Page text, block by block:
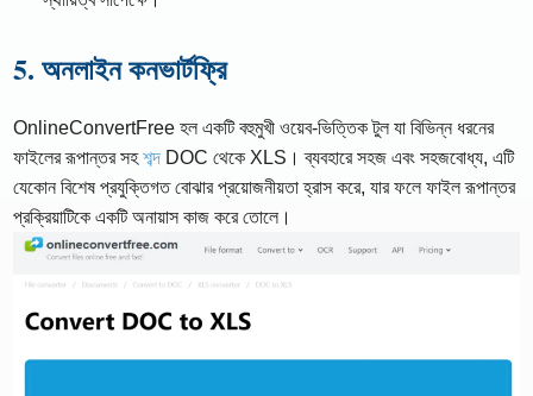
5. অনলাইন কনভার্টফ্রি
OnlineConvertFree হল একটি বহুমুখী ওয়েব-ভিত্তিক টুল যা বিভিন্ন ধরনের
ফাইলের রূপান্তর সহশব্দ DOC থেকে XLS। ব্যবহারে সহজ এবং সহজবোধ্য, এটি
যেকোন বিশেষ প্রযুক্তিগত বোঝার প্রয়োজনীয়তা হ্রাস করে, যার ফলে ফাইল রূপান্তর
প্রক্রিয়াটিকে একটি অনায়াস কাজ করে তোলে।